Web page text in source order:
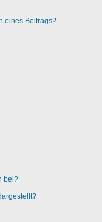
eines Beitrags?
bei?